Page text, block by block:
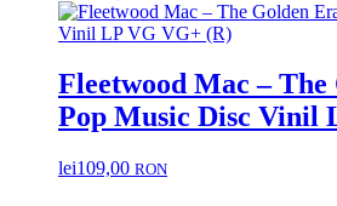
Fleetwood Mac –
lei109,00 RON